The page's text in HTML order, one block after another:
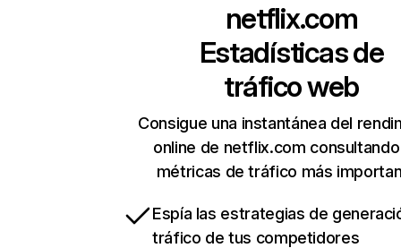
netflix.com
Estadísticas de
tráfico web
Consigue una instantánea del
online de netflix.com
métricas de tráfico más
Espía las estrategias de
tráfico de tus competidores